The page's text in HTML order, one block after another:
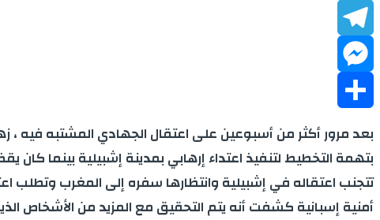
LinkedIn
Telegram
Messenger
Share
بتهمة التخطيط لتنفيذ اعتداء إرهابي بمدينة إشبيلية بينما
تتجنب اعتقاله في إشبيلية وانتظارها سفره إلى المغرب وتطلب
أمنية إسبانية كشفت أنه يتم التحقيق مع المزيد من الأشخاص